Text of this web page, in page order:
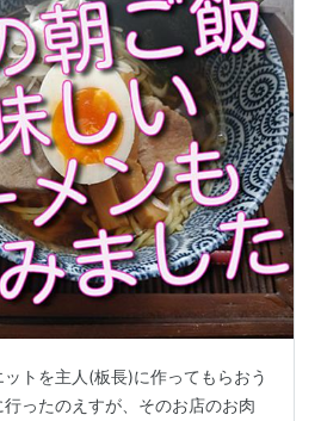
トを主人(板長)に作ってもらおう
ったのえすが、そのお店のお肉